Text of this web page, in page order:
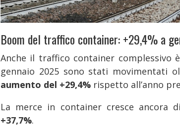
Boom del traffico container: +29,4% a
Anche il traffico container complessivo
gennaio 2025 sono stati movimentati
aumento del +29,4% rispetto all’anno
La merce in container cresce ancora
+37,7%.